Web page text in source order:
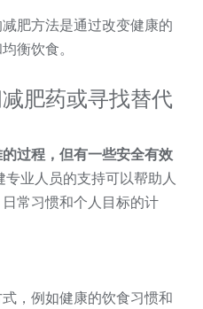
肥方法是通过改变健康的
衡饮食。
肥药或寻找替代
过程，但有一些安全有效
专业人员的支持可以帮助人
常习惯和个人目标的计
，例如健康的饮食习惯和